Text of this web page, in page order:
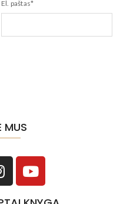
El. paštas*
MUS